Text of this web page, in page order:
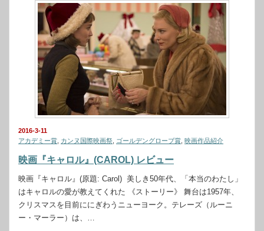
2016-3-11
アカデミー賞 カンヌ国際映画祭 ゴールデングローブ賞 映画作品紹介
映画『キャロル』(CAROL) レビュー
映画『キャロル』(原題: Carol) 美しき50年代、「本当のわたし」
はキャロルの愛が教えてくれた 《ストーリー》 舞台は1957年、
クリスマスを目前ににぎわうニューヨーク。テレーズ（ルーニ
ー・マーラー）は、…